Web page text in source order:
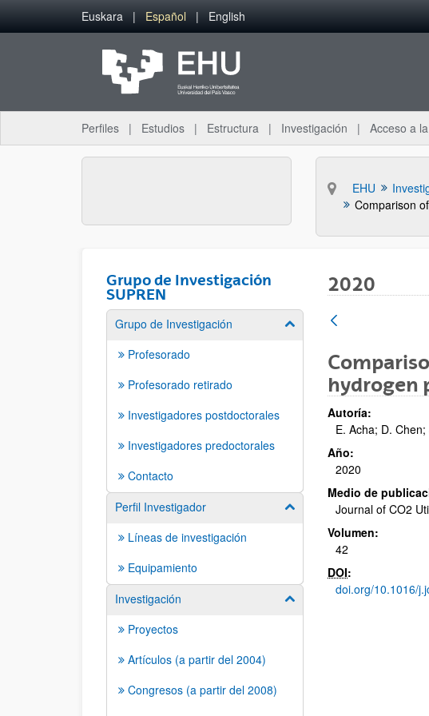
Saltar al contenido principal
Euskara Español English
Perfiles Estudios Estructura Investigación Acceso a
EHU
Grupo de Investigación
SUPREN
Grupo de Investigación Mostrar/ocultar subpáginas
Profesorado
Profesorado retirado
Investigadores postdoctorales
Investigadores predoctorales
Contacto
Perfil Investigador
Mostrar/ocultar subpáginas
Líneas de investigación
Equipamiento
Investigación
Mostrar/ocultar subpáginas
Proyectos
Artículos (a partir del 2004)
Congresos (a partir del 2008)
2020
hydrogen
Autoría:
E. Acha; D.
Año:
2020
Medio de
Journal of CO2
Volumen:
42
DOI:
doi.org/10.1016/